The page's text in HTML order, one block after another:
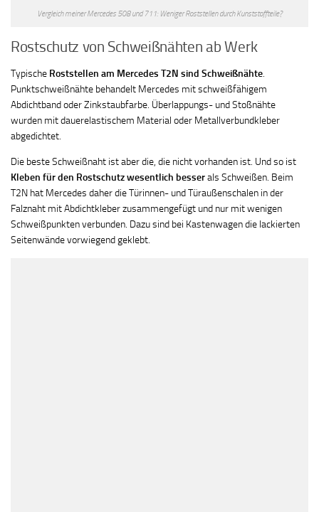
Vergleich meiner Mercedes 508 und 711: Weniger Roststellen durch Kunststoffteile?
Rostschutz von Schweißnähten ab Werk
Typische Roststellen am Mercedes T2N sind Schweißnähte.
Punktschweißnähte behandelt Mercedes mit schweißfähigem
Abdichtband oder Zinkstaubfarbe. Überlappungs- und Stoßnähte
wurden mit dauerelastischem Material oder Metallverbundkleber
abgedichtet.
Die beste Schweißnaht ist aber die, die nicht vorhanden ist. Und so ist
Kleben für den Rostschutz wesentlich besserals Schweißen. Beim
T2N hat Mercedes daher die Türinnen- und Türaußenschalen in der
Falznaht mit Abdichtkleber zusammengefügt und nur mit wenigen
Schweißpunkten verbunden. Dazu sind bei Kastenwagen die lackierten
Seitenwände vorwiegend geklebt.